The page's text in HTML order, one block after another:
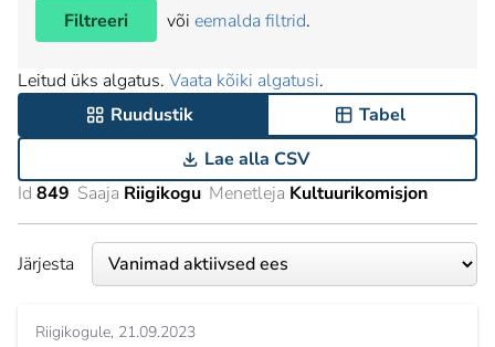
Filtreeri
või eemalda filtrid.
Leitud üks algatus. Vaata kõiki algatusi.
Ruudustik
Tabel
Lae alla CSV
Id 849 Saaja Riigikogu Menetleja Kultuurikomisjon
Järjesta
Riigikogule 21.09.2023